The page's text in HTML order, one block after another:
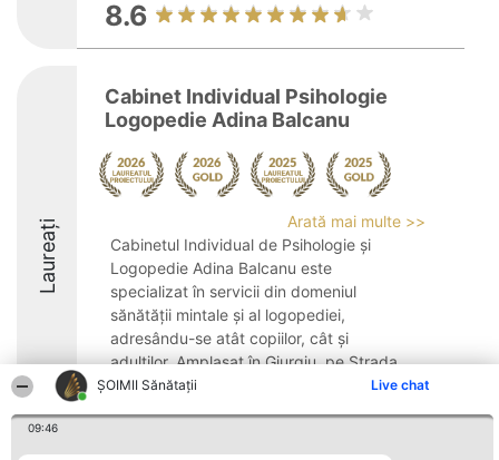
ŞOIMII Sănătații Live chat
09:46
8.6
Laureați
Cabinet Individual Psihologie
Logopedie Adina Balcanu
Arată mai multe >>
Cabinetul Individual de Psihologie și
Logopedie Adina Balcanu este
specializat în servicii din domeniul
sănătății mintale și al logopediei,
adresându-se atât copiilor, cât și
adulților. Amplasat în Giurgiu, pe Strada
București, acest cabinet este ...
9.3